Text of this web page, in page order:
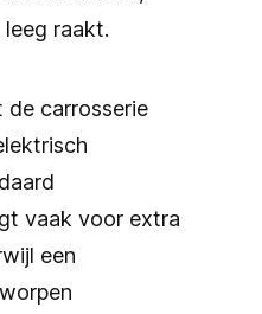
raakt.
de carrosserie
vaak voor extra
een